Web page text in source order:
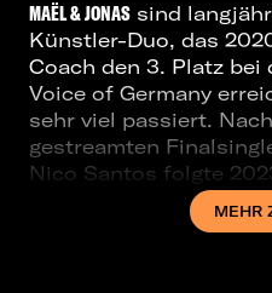
MAËL & JONAS sind
Künstler-Duo, das
Coach den 3. Platz bei
Voice of Germany
sehr viel passiert.
gestreamten
Nico Santos folgte
„rocket science“, das
Deutschen Charts
MEHR